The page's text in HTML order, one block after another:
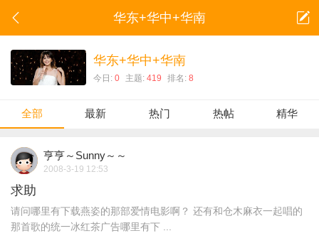
华东+华中+华南
华东+华中+华南
今日:0 主题:419 排名:8
全部 最新 热门 热帖 精华
亨亨～Sunny～～
2008-3-19 12:53
求助
请问哪里有下载燕姿的那部爱情电影啊？ 还有和仓木麻衣一起唱的
那首歌的统一冰红茶广告哪里有下 ...